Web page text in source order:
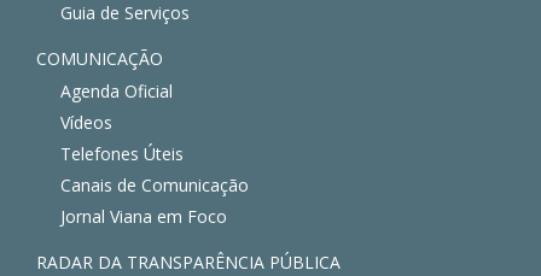
Guia de Serviços
COMUNICAÇÃO
Agenda Oficial
Vídeos
Telefones Úteis
Canais de Comunicação
Jornal Viana em Foco
RADAR DA TRANSPARÊNCIA PÚBLICA